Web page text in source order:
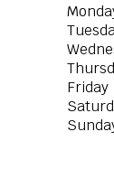
Friday